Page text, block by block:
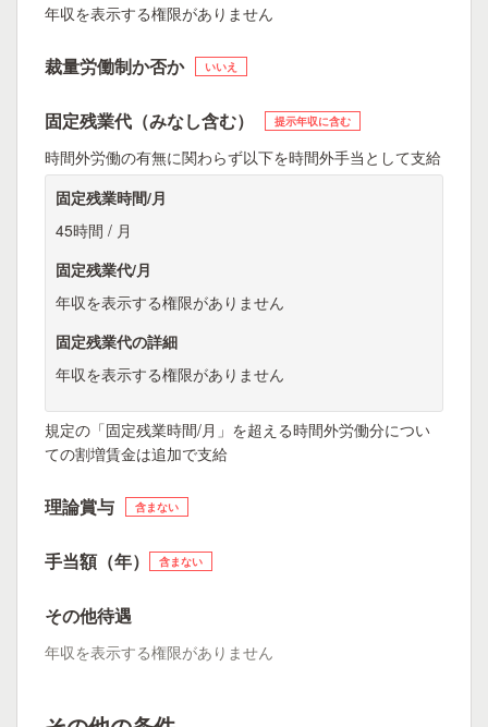
年収を表示する権限がありません
裁量労働制か否か いいえ
固定残業代（みなし含む） 提示年収に含む
時間外労働の有無に関わらず以下を時間外手当として支給
固定残業時間/月
45時間 / 月
固定残業代/月
年収を表示する権限がありません
固定残業代の詳細
年収を表示する権限がありません
規定の「固定残業時間/月」を超える時間外労働分につい
ての割増賃金は追加で支給
理論賞与 含まない
手当額（年） 含まない
その他待遇
年収を表示する権限がありません